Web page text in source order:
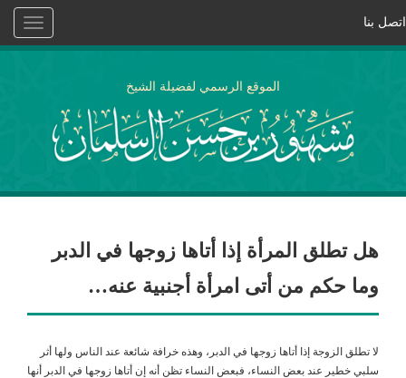
Toggle
اتصل بنا
الموقع الرسمي لفضيلة الشيخ
هل تطلق المرأة إذا أتاها زوجها في الدبر
وما حكم من أتى امرأة أجنبية عنه…
لا تطلق الزوجة إذا أتاها زوجها في الدبر، وهذه خرافة شائعة عند الناس ولها أثر
سلبي خطير عند بعض النساء، فبعض النساء تظن أنه إن أتاها زوجها في الدبر أنها